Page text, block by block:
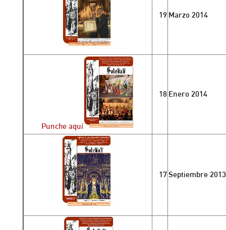
19 Marzo 2014
Punche aquí
18 Enero 2014
17Septiembre 2013